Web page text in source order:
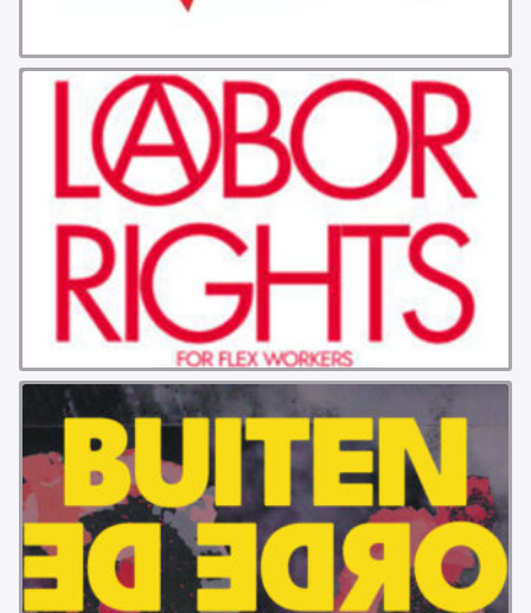
ANARCHISTISCH COLLECTIEF BRUGGE
VB AMSTERDAM
VRIJ COLLECTIEF KORTRIJK
LEUVENSE ANARCHISTISCHE GROEP
VB BELGIË
VB UTRECHT
VB FRIESLAND
VB WEST-FRIESLAND
ZWARTE MUGGEN